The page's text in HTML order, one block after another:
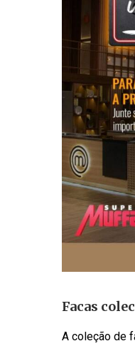
Facas
A coleção de